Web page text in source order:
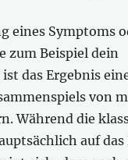
eines Symptoms
zum Beispiel dein
ist das Ergebnis
von
Während die
auf